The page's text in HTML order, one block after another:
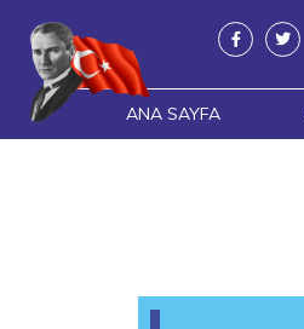
ANA SAYFA